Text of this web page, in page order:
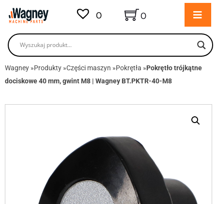
0 0
Wagney »Produkty »Części maszyn »Pokrętła »Pokrętło trójkątne
dociskowe 40 mm, gwint M8 | Wagney BT.PKTR-40-M8